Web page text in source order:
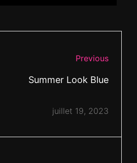
Previous
Summer Look Blue
juillet 19, 2023